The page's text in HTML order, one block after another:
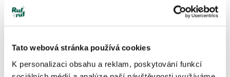
Tato webová stránka používá cookies
K personalizaci obsahu a reklam, poskytování funkcí
Povařte je ve vodě po dobu 5–10 minut,
dokud nezměknou.
Nechte vychladnout a podávejte